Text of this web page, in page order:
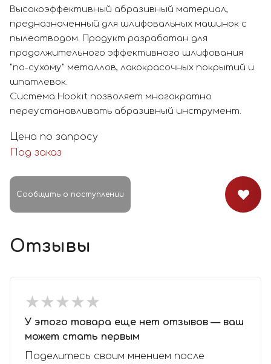
Высокоэффективный абразивный материал,
предназначенный для шлифовальных машинок с
пылеотводом. Продукт разработан для
продолжительного эффективного шлифования
"по-сухому" металлов, лакокрасочных покрытий и
шпатлевок.
Система Hookit позволяет многократно
переустанавливать абразивный инструмент.
Цена по запросу
Под заказ
Сообщить о поступлении
Отзывы
★★★★★
★★★★★
У этого товара еще нет отзывов — ваш
может стать первым
Поделитесь своим мнением после